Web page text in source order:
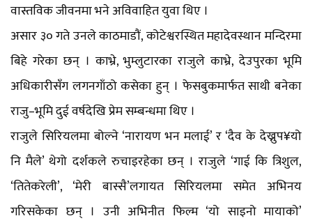
वास्तविक जीवनमा भने अविवाहित युवा थिए ।
असार ३० गते उनले काठमाडौं, कोटेश्वरस्थित महादेवस्थान मन्दिरमा
बिहे गरेका छन् । काभ्रे, भुम्लुटारका राजुले काभ्रे, देउपुरका भूमि
अधिकारीसँग लगनगाँठो कसेका हुन् । फेसबुकमार्फत साथी बनेका
राजु–भूमि दुई वर्षदेखि प्रेम सम्बन्धमा थिए ।
राजुले सिरियलमा बोल्ने ‘नारायण भन मलाई’ र ‘दैव के देख्नुप¥यो
नि मैले’ थेगो दर्शकले रुचाइरहेका छन् । राजुले ‘गाई कि त्रिशुल,
‘तितेकरेली’, ‘मेरी बास्सै’लगायत सिरियलमा समेत अभिनय
गरिसकेका छन् । उनी अभिनीत फिल्म ‘यो साइनो मायाको’